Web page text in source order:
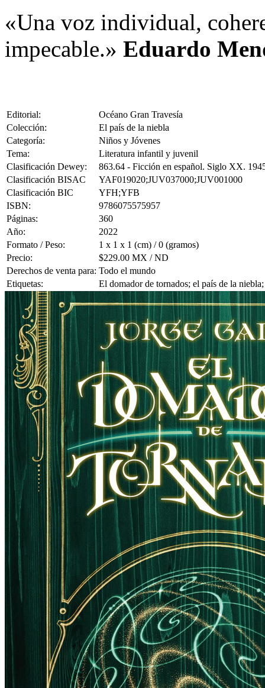
«Una voz individual,
impecable.» Eduardo
Editorial:
Océano Gran Travesía
Colección:
El país de la niebla
Categoría:
Niños y Jóvenes
Tema:
Literatura infantil y juvenil
Clasificación Dewey:
863.64 - Ficción en español. Siglo XX.
Clasificación BISAC
YAF019020;JUV037000;JUV001000
Clasificación BIC
YFH;YFB
ISBN:
9786075575957
Páginas:
360
Año:
2022
Formato / Peso:
1 x 1 x 1 (cm) / 0 (gramos)
Precio:
$229.00 MX / ND
Derechos de venta para: Todo el mundo
Etiquetas:
El domador de tornados; el país de la